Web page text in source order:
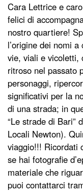
Cara Lettrice e
felici di
nostro quartiere!
l’origine dei nomi
vie, viali e vicoletti,
ritroso nel passato
personaggi,
significativi per la
di una strada; in
“Le strade di Bari”
Locali Newton).
viaggio!!! Ricordati
se hai fotografie
materiale che
puoi contattarci